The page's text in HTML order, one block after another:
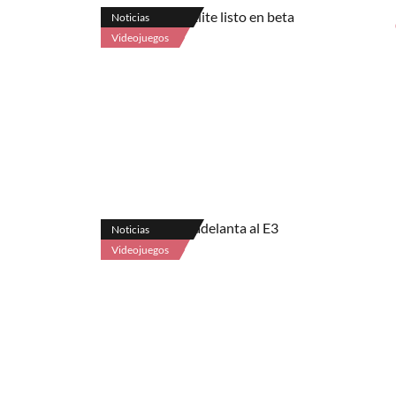
Noticias
Videojuegos
Noticias
Videojuegos